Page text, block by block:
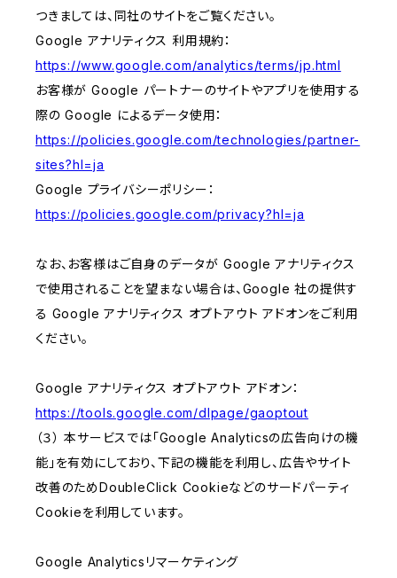
つきましては、同社のサイトをご覧ください。
Google アナリティクス 利用規約：
https://www.google.com/analytics/terms/jp.html
お客様が Google パートナーのサイトやアプリを使用する
際の Google によるデータ使用：
https://policies.google.com/technologies/partner-
sites?hl=ja
Google プライバシーポリシー：
https://policies.google.com/privacy?hl=ja
なお、お客様はご自身のデータが Google アナリティクス
で使用されることを望まない場合は、Google 社の提供す
る Google アナリティクス オプトアウト アドオンをご利用
ください。
Google アナリティクス オプトアウト アドオン：
https://tools.google.com/dlpage/gaoptout
（３） 本サービスでは「Google Analyticsの広告向けの機
能」を有効にしており、下記の機能を利用し、広告やサイト
改善のためDoubleClick Cookieなどのサードパーティ
Cookieを利用しています。
Google Analyticsリマーケティング